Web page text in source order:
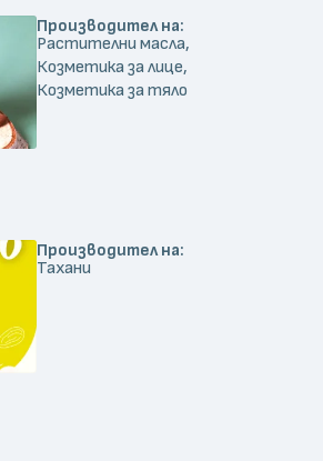
Производител на:
Растителни масла,
Козметика за лице,
Козметика за тяло
Производител на:
Тахани